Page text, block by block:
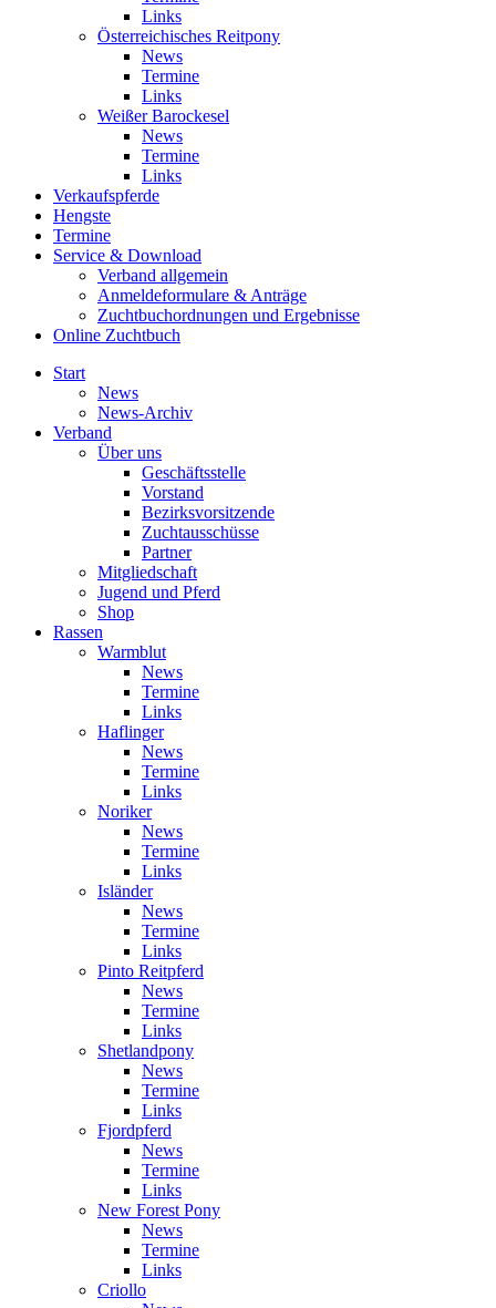
Links
Österreichisches Reitpony
News
Termine
Links
Weißer Barockesel
News
Termine
Links
Verkaufspferde
Hengste
Termine
Service & Download
Verband allgemein
Anmeldeformulare & Anträge
Zuchtbuchordnungen und Ergebnisse
Online Zuchtbuch
Start
News
News-Archiv
Verband
Über uns
Geschäftsstelle
Vorstand
Bezirksvorsitzende
Zuchtausschüsse
Partner
Mitgliedschaft
Jugend und Pferd
Shop
Rassen
Warmblut
News
Termine
Links
Haflinger
News
Termine
Links
Noriker
News
Termine
Links
Isländer
News
Termine
Links
Pinto Reitpferd
News
Termine
Links
Shetlandpony
News
Termine
Links
Fjordpferd
News
Termine
Links
New Forest Pony
News
Termine
Links
Criollo